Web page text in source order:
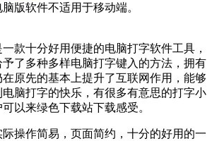
版软件不适用于移动端。
一款十分好用便捷的电脑打字软件工具，
了多种多样电脑打字键入的方法，拥有
原先的基本上提升了互联网作用，能够
脑打字的快乐，有很多有意思的打字小
以来绿色下载站下载感受。
操作简易，页面简约，十分的好用的一